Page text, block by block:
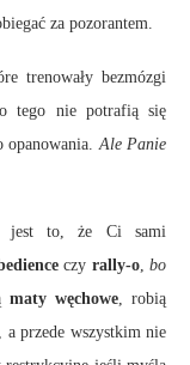
za pozorantem.
trenowały bezmózgi
tego nie potrafią się
Ale Panie
jest to, że Ci sami
czy rally-o,bo
maty węchowe , robią
, a przede wszystkim nie